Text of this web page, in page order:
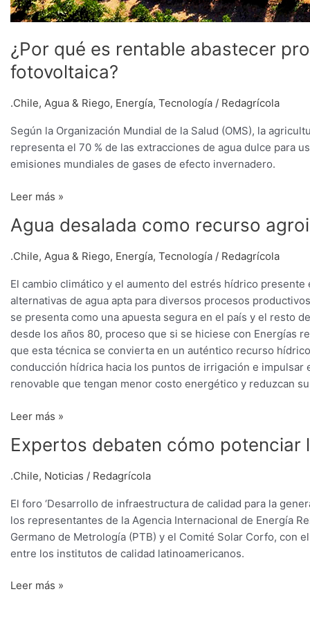
¿Por qué es rentable abastecer
fotovoltaica?
.Chile, Agua & Riego, Energía, Tecnología / Redagrícola
Según la Organización Mundial de la Salud (OMS), la
representa el 70 % de las extracciones de agua dulce para
emisiones mundiales de gases de efecto invernadero.
Leer más »
Agua desalada como recurso
.Chile, Agua & Riego, Energía, Tecnología / Redagrícola
El cambio climático y el aumento del estrés hídrico
alternativas de agua apta para diversos procesos
se presenta como una apuesta segura en el país y el resto
desde los años 80, proceso que si se hiciese con Energías
que esta técnica se convierta en un auténtico recurso
conducción hídrica hacia los puntos de irrigación e
renovable que tengan menor costo energético y reduzcan
Agua
desalada
como
agroindustrial
Leer más »
Expertos debaten cómo potenciar
.Chile, Noticias / Redagrícola
El foro ‘Desarrollo de infraestructura de calidad para la
los representantes de la Agencia Internacional de Energía
Germano de Metrología (PTB) y el Comité Solar Corfo, con
entre los institutos de calidad latinoamericanos.
Expertos
debaten
cómo
la
energía
solar
fotovoltaica
Leer más »